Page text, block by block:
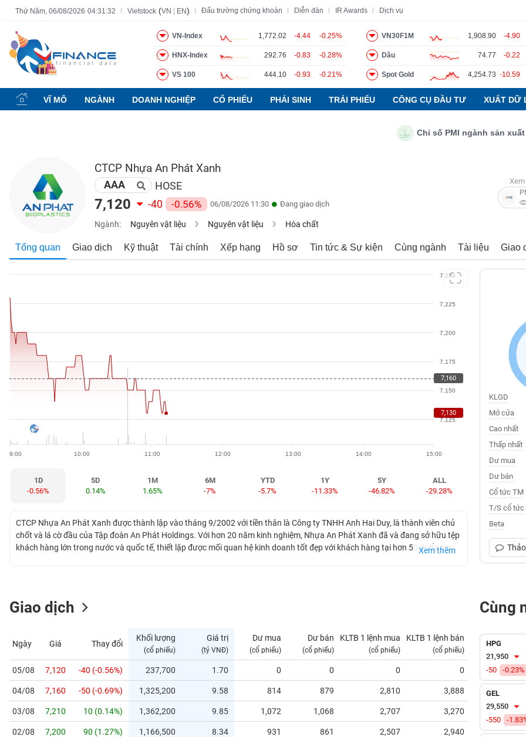
Thứ Năm, 06/08/2026 04:31:34 Vietstock (VN EN) Đấu trường chứng khoán Diễn đàn IR Awards Dịch vụ
VN-Index 1,772.02 -4.44 -0.25%
HNX-Index 292.76 -0.83 -0.28%
VS 100 444.10 -0.93 -0.21%
VN30F1M 1,908.90 -4.90
Dầu 74.77 -0.22
Spot Gold 4,254.73 -10.59
VĨ MÔ NGÀNH DOANH NGHIỆP CỔ PHIẾU PHÁI SINH TRÁI PHIẾU CÔNG CỤ ĐẦU TƯ XUẤT DỮ
Chỉ số PMI ngành sản xuất Việt
CTCP Nhựa An Phát Xanh
AAA HOSE
7,120 -40 -0.56% 06/08/2026 11:30 Đang giao dịch
Ngành: Nguyên vật liệu Nguyên vật liệu Hóa chất
Tổng quan Giao dịch Kỹ thuật Tài chính Xếp hạng Hồ sơ Tin tức & Sự kiện Cùng ngành Tài liệu Giao
7,125
7,150
7,175
7,200
7,225
7,250
9:00 10:00 11:00 12:00 13:00 14:00 15:00
7,160
7,130
1D
-0.56%
5D
0.14%
1M
1.65%
6M
-7%
YTD
-5.7%
1Y
-11.33%
5Y
-46.82%
ALL
-29.28%
CTCP Nhựa An Phát Xanh được thành lập vào tháng 9/2002 với tiền thân là Công ty TNHH Anh Hai Duy, là thành viên chủ
chốt và lá cờ đầu của Tập đoàn An Phát Holdings. Với hơn 20 năm kinh nghiệm, Nhựa An Phát Xanh đã và đang sở hữu tệp
khách hàng lớn trong nước và quốc tế, thiết lập được mối quan hệ kinh doanh tốt đẹp với khách hàng tại hơn 50 quốc gia
Xem thêm
KLGD
Mở cửa
Cao nhất
Thấp nhất
Dư mua
Dư bán
Cổ tức TM
T/S cổ tức
Beta
Giao dịch
Ngày Giá Thay đổi
Khối lượng
(cổ phiếu)
Giá trị
(tỷ VNĐ)
Dư mua
(cổ phiếu)
Dư bán
(cổ phiếu)
KLTB 1 lệnh mua
(cổ phiếu)
KLTB 1 lệnh bán
(cổ phiếu)
05/08 7,120 -40 (-0.56%) 237,700 1.70 0 0 0 0 0.00
04/08 7,160 -50 (-0.69%) 1,325,200 9.58 814 879 2,810 3,888
03/08 7,210 10 (0.14%) 1,362,200 9.85 1,072 1,068 2,707 3,270 0.97
02/08 7,200 90 (1.27%) 1,166,500 8.34 931 861 2,507 2,940 1.43
Cùng
HPG
21,950
-50
-0.23%
GEL
29,550
-550
-
Tất cả Tính năng Ngành Mã chứng khoán Lãnh đạo Báo cáo phân tích Thuật ngữ
Tính
năng
(-)
CHỨNG
KHOÁN
NGHIỆP
ĐỘNG
HÓA
GIỚI
CÁ
NHÂN
PHÂN
TÍCH
VIETSTOCKFINANCE